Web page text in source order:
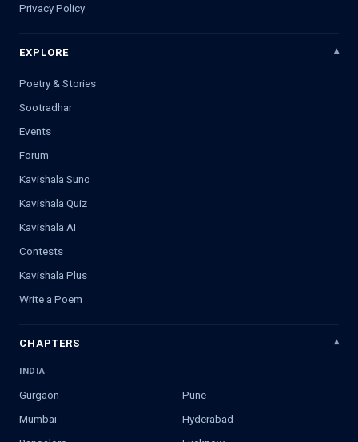
Privacy Policy
EXPLORE
Poetry & Stories
Sootradhar
Events
Forum
Kavishala Suno
Kavishala Quiz
Kavishala AI
Contests
Kavishala Plus
Write a Poem
CHAPTERS
INDIA
Gurgaon
Pune
Mumbai
Hyderabad